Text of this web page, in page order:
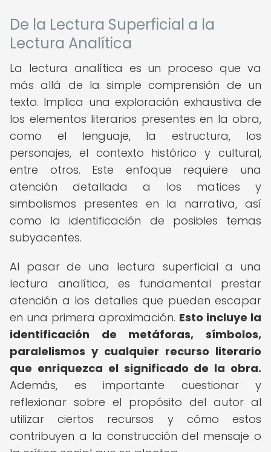
De la Lectura Superficial a la
Lectura Analítica
La lectura analítica es un proceso que va
más allá de la simple comprensión de un
texto. Implica una exploración exhaustiva de
los elementos literarios presentes en la obra,
como el lenguaje, la estructura, los
personajes, el contexto histórico y cultural,
entre otros. Este enfoque requiere una
atención detallada a los matices y
simbolismos presentes en la narrativa, así
como la identificación de posibles temas
subyacentes.
Al pasar de una lectura superficial a una
lectura analítica, es fundamental prestar
atención a los detalles que pueden escapar
en una primera aproximación. Esto incluye la
identificación de metáforas, símbolos,
paralelismos y cualquier recurso literario
que enriquezca el significado de la obra.
Además, es importante cuestionar y
reflexionar sobre el propósito del autor al
utilizar ciertos recursos y cómo estos
contribuyen a la construcción del mensaje o